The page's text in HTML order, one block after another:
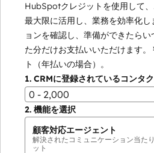
HubSpotクレジットを使用して
最大限に活用し、業務を効率化
ョンを確認し、準備ができたら
た分だけお支払いいただけます。
ト（年払いの場合）。
1. CRMに登録されているコンタ
0 - 2,000
2. 機能を選択
顧客対応エージェント
解決されたコミュニケーション当たり
ット